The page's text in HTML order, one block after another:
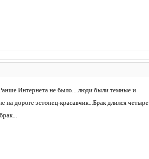
Интернета не было....люди были темные и
дороге эстонец-красавчик...Брак длился четыре